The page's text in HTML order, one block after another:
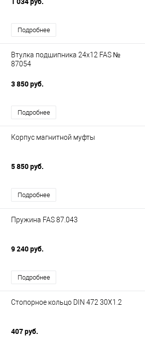
Подробнее
Втулка подшипника 24х12 FAS №
87054
3 850 руб.
Подробнее
Корпус магнитной муфты
5 850 руб.
Подробнее
Пружина FAS 87.043
9 240 руб.
Подробнее
Стопорное кольцо DIN 472 30X1.2
407 руб.